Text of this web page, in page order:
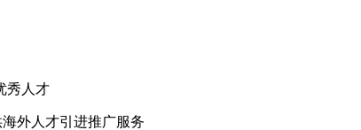
秀人才
外人才引进推广服务